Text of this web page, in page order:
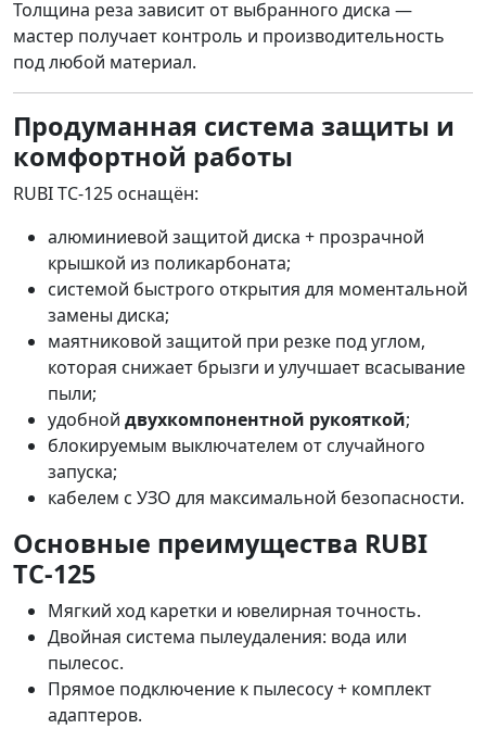
Толщина реза зависит от выбранного диска —
мастер получает контроль и производительность
под любой материал.
Продуманная система защиты и
комфортной работы
RUBI TC-125 оснащён:
алюминиевой защитой диска + прозрачной
крышкой из поликарбоната;
системой быстрого открытия для моментальной
замены диска;
маятниковой защитой при резке под углом,
которая снижает брызги и улучшает всасывание
пыли;
удобной двухкомпонентной рукояткой;
блокируемым выключателем от случайного
запуска;
кабелем с УЗО для максимальной безопасности.
Основные преимущества RUBI
TC-125
Мягкий ход каретки и ювелирная точность.
Двойная система пылеудаления: вода или
пылесос.
Прямое подключение к пылесосу + комплект
адаптеров.